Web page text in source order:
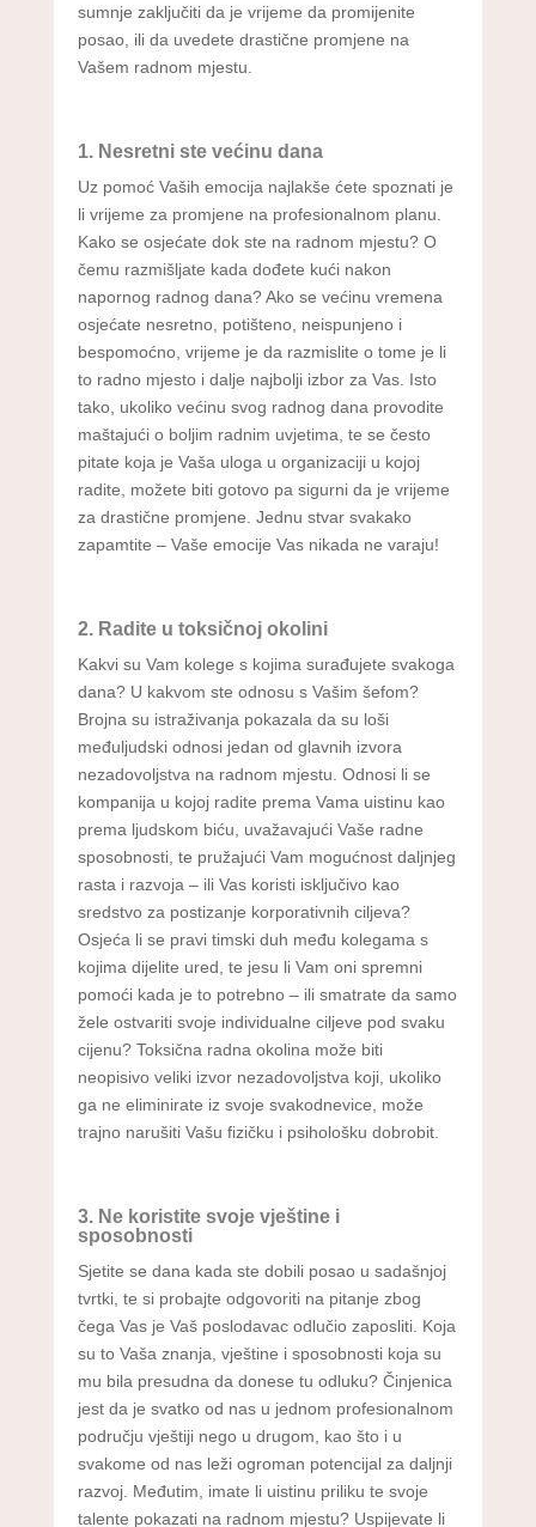
sumnje zaključiti da je vrijeme da promijenite
posao, ili da uvedete drastične promjene na
Vašem radnom mjestu.
1. Nesretni ste većinu dana
Uz pomoć Vaših emocija najlakše ćete spoznati je
li vrijeme za promjene na profesionalnom planu.
Kako se osjećate dok ste na radnom mjestu? O
čemu razmišljate kada dođete kući nakon
napornog radnog dana? Ako se većinu vremena
osjećate nesretno, potišteno, neispunjeno i
bespomoćno, vrijeme je da razmislite o tome je li
to radno mjesto i dalje najbolji izbor za Vas. Isto
tako, ukoliko većinu svog radnog dana provodite
maštajući o boljim radnim uvjetima, te se često
pitate koja je Vaša uloga u organizaciji u kojoj
radite, možete biti gotovo pa sigurni da je vrijeme
za drastične promjene. Jednu stvar svakako
zapamtite – Vaše emocije Vas nikada ne varaju!
2. Radite u toksičnoj okolini
Kakvi su Vam kolege s kojima surađujete svakoga
dana? U kakvom ste odnosu s Vašim šefom?
Brojna su istraživanja pokazala da su loši
međuljudski odnosi jedan od glavnih izvora
nezadovoljstva na radnom mjestu. Odnosi li se
kompanija u kojoj radite prema Vama uistinu kao
prema ljudskom biću, uvažavajući Vaše radne
sposobnosti, te pružajući Vam mogućnost daljnjeg
rasta i razvoja – ili Vas koristi isključivo kao
sredstvo za postizanje korporativnih ciljeva?
Osjeća li se pravi timski duh među kolegama s
kojima dijelite ured, te jesu li Vam oni spremni
pomoći kada je to potrebno – ili smatrate da samo
žele ostvariti svoje individualne ciljeve pod svaku
cijenu? Toksična radna okolina može biti
neopisivo veliki izvor nezadovoljstva koji, ukoliko
ga ne eliminirate iz svoje svakodnevice, može
trajno narušiti Vašu fizičku i psihološku dobrobit.
3. Ne koristite svoje vještine i
sposobnosti
Sjetite se dana kada ste dobili posao u sadašnjoj
tvrtki, te si probajte odgovoriti na pitanje zbog
čega Vas je Vaš poslodavac odlučio zaposliti. Koja
su to Vaša znanja, vještine i sposobnosti koja su
mu bila presudna da donese tu odluku? Činjenica
jest da je svatko od nas u jednom profesionalnom
području vještiji nego u drugom, kao što i u
svakome od nas leži ogroman potencijal za daljnji
razvoj. Međutim, imate li uistinu priliku te svoje
talente pokazati na radnom mjestu? Uspijevate li